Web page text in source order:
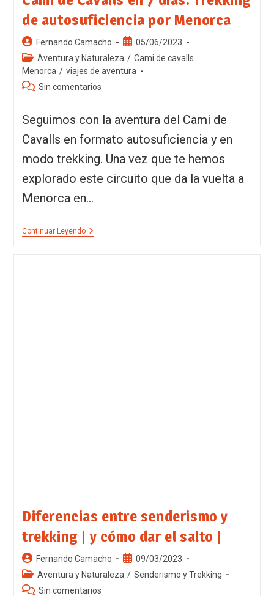
de autosuficiencia por Menorca
Fernando Camacho
05/06/2023
Aventura y Naturaleza / Cami de cavalls.
Menorca / viajes de aventura
Sin comentarios
Seguimos con la aventura del Cami de
Cavalls en formato autosuficiencia y en
modo trekking. Una vez que te hemos
explorado este circuito que da la vuelta a
Menorca en…
Continuar Leyendo
Diferencias entre senderismo y
trekking | y cómo dar el salto |
Fernando Camacho
09/03/2023
Aventura y Naturaleza / Senderismo y Trekking
Sin comentarios